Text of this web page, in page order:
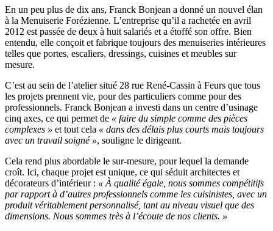
En un peu plus de dix ans, Franck Bonjean a donné un nouvel élan
à la Menuiserie Forézienne. L’entreprise qu’il a rachetée en avril
2012 est passée de deux à huit salariés et a étoffé son offre. Bien
entendu, elle conçoit et fabrique toujours des menuiseries intérieures
telles que portes, escaliers, dressings, cuisines et meubles sur
mesure.
C’est au sein de l’atelier situé 28 rue René-Cassin à Feurs que tous
les projets prennent vie, pour des particuliers comme pour des
professionnels. Franck Bonjean a investi dans un centre d’usinage
cinq axes, ce qui permet de « faire du simple comme des pièces
complexes » et tout cela « dans des délais plus courts mais toujours
avec un travail soigné », souligne le dirigeant.
Cela rend plus abordable le sur-mesure, pour lequel la demande
croît. Ici, chaque projet est unique, ce qui séduit architectes et
décorateurs d’intérieur : « À qualité égale, nous sommes compétitifs
par rapport à d’autres professionnels comme les cuisinistes, avec un
produit véritablement personnalisé, tant au niveau visuel que des
dimensions. Nous sommes très à l’écoute de nos clients. »